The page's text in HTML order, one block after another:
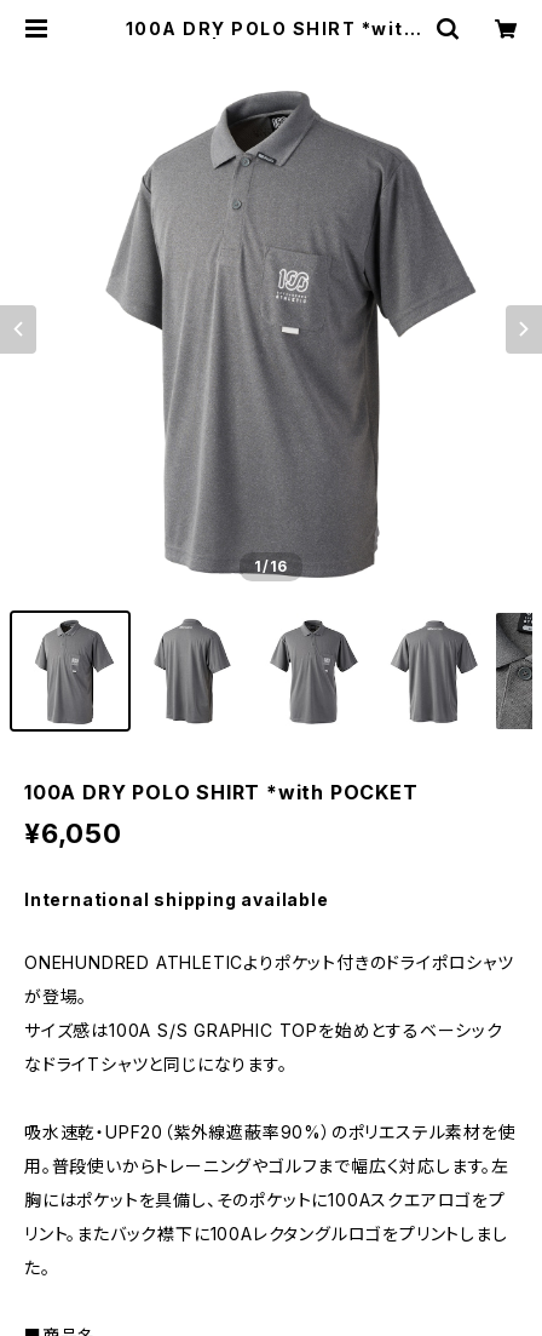
100A DRY POLO SHIRT *with
1/16
100A DRY POLO SHIRT *with POCKET
¥6,050
International shipping available
ONEHUNDRED ATHLETICよりポケット付きのドライポロシャツ
が登場。
サイズ感は100A S/S GRAPHIC TOPを始めとするベーシック
なドライTシャツと同じになります。
吸水速乾・UPF20（紫外線遮蔽率90%）のポリエステル素材を使
用。普段使いからトレーニングやゴルフまで幅広く対応します。左
胸にはポケットを具備し、そのポケットに100Aスクエアロゴをプ
リント。またバック襟下に100Aレクタングルロゴをプリントしまし
た。